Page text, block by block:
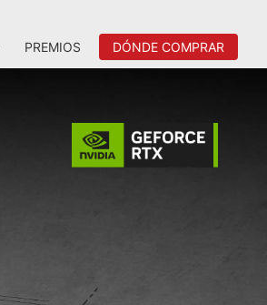
PREMIOS DÓNDE COMPRAR